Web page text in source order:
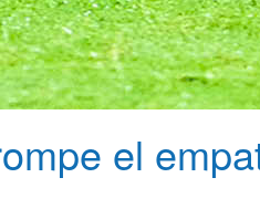
el